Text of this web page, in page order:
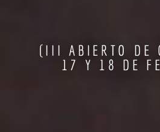
(III ABIERTO DE
17 Y 18 DE